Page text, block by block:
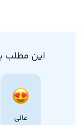
این مطلب
عالی